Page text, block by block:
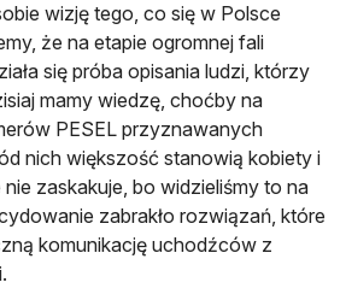
wizję tego, co się w Polsce
że na etapie ogromnej fali
się próba opisania ludzi, którzy
mamy wiedzę, choćby na
PESEL przyznawanych
nich większość stanowią kobiety i
zaskakuje, bo widzieliśmy to na
zabrakło rozwiązań, które
komunikację uchodźców z